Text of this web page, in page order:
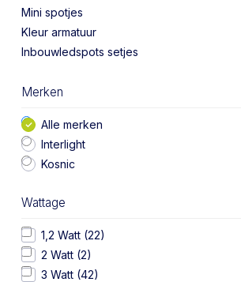
Mini spotjes
Kleur armatuur
Inbouwledspots setjes
Merken
Alle merken
Interlight
Kosnic
Wattage
1,2 Watt (22)
2 Watt (2)
3 Watt (42)